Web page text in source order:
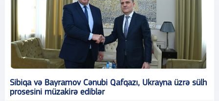
Sibiqa və Bayramov Cənubi Qafqazı, Ukrayna üzrə sülh
prosesini müzakirə ediblər